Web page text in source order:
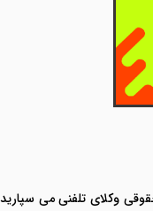
تلفنی می سپارید